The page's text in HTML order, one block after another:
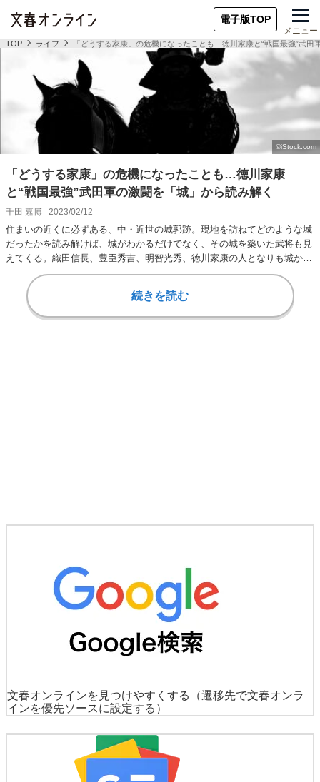
電子版TOP
メニュー
TOP ライフ 「どうする家康」の危機になったことも…徳川家康と“戦国最強”武田
「どうする家康」の危機になったことも…徳川家康
と“戦国最強”武田軍の激闘を「城」から読み解く
千田 嘉博 2023/02/12
住まいの近くに必ずある、中・近世の城郭跡。現地を訪ねてどのような城
だったかを読み解けば、城がわかるだけでなく、その城を築いた武将も見
えてくる。織田信長、豊臣秀吉、明智光秀、徳川家康の人となりも城から
わかることは多い…
続きを読む
文春オンラインを見つけやすくする
（遷移先で文春オンラ
インを優先ソースに設定する）